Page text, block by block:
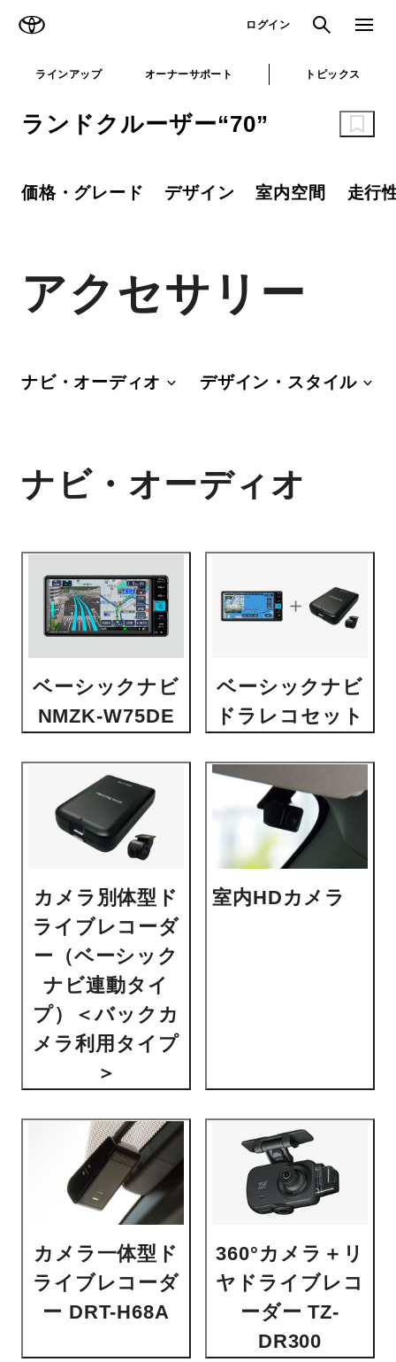
ログイン 検索 メニュ
ラインアップ オーナーサポート トピックス
ランドクルーザー“70”
価格・グレード デザイン 室内空間 走行
アクセサリー
ナビ・オーディオ デザイン・スタイル
ナビ・オーディオ
ベーシックナビ
NMZK-W75DE
ベーシックナビ
ドラレコセット
カメラ別体型ド
ライブレコーダ
ー（ベーシック
ナビ連動タイ
プ）＜バックカ
メラ利用タイプ
＞
室内HDカメラ
カメラ一体型ド
ライブレコーダ
ー DRT-H68A
360°カメラ＋リ
ヤドライブレコ
ーダー TZ-
DR300